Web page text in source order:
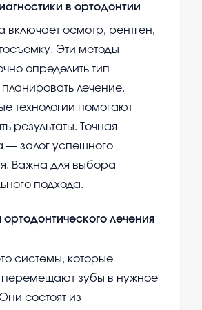
в ортодонтии
включает осмотр, рентген,
Эти методы
определить тип
лечение.
технологии помогают
результаты. Точная
— залог успешного
Важна для выбора
подхода.
лечения
системы, которые
перемещают зубы в нужное
состоят из